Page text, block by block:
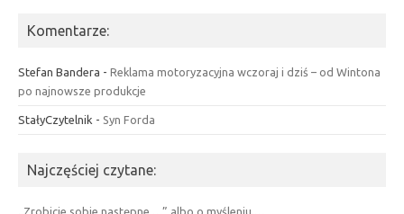
Komentarze:
Stefan Bandera - Reklama motoryzacyjna wczoraj i dziś – od Wintona
po najnowsze produkcje
StałyCzytelnik - Syn Forda
Najczęściej czytane:
„Zrobicie sobie następne …” albo o myśleniu,…